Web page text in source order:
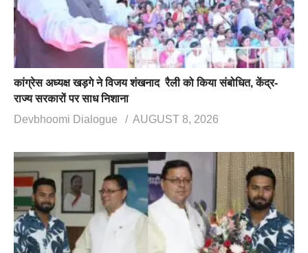
कांग्रेस अध्यक्ष खड़गे ने विजय शंखनाद रैली को किया संबोधित, केंद्र-
राज्य सरकारों पर साध निशाना
Devbhoomi Dialogue
AUGUST 8, 2026